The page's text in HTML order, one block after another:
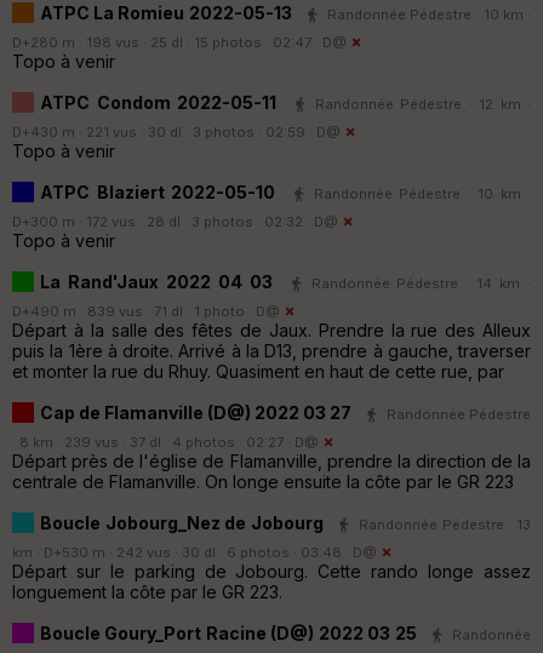
ATPC La Romieu 2022-05-13
Randonnée Pédestre · 10 km ·
D+280 m · 198 vus · 25 dl · 15 photos · 02:47 · D@
Topo à venir
ATPC Condom 2022-05-11
Randonnée Pédestre · 12 km ·
D+430 m · 221 vus · 30 dl · 3 photos · 02:59 · D@
Topo à venir
ATPC Blaziert 2022-05-10
Randonnée Pédestre · 10 km ·
D+300 m · 172 vus · 28 dl · 3 photos · 02:32 · D@
Topo à venir
La Rand'Jaux 2022 04 03
Randonnée Pédestre · 14 km ·
D+490 m · 839 vus · 71 dl · 1 photo · D@
Départ à la salle des fêtes de Jaux. Prendre la rue des Alleux
puis la 1ère à droite. Arrivé à la D13, prendre à gauche, traverser
et monter la rue du Rhuy. Quasiment en haut de cette rue, par
Cap de Flamanville (D@) 2022 03 27
Randonnée Pédestre
· 8 km · 239 vus · 37 dl · 4 photos · 02:27 · D@
Départ près de l'église de Flamanville, prendre la direction de la
centrale de Flamanville. On longe ensuite la côte par le GR 223
Boucle Jobourg_Nez de Jobourg
Randonnée Pédestre · 13
km · D+530 m · 242 vus · 30 dl · 6 photos · 03:48 · D@
Départ sur le parking de Jobourg. Cette rando longe assez
longuement la côte par le GR 223.
Boucle Goury_Port Racine (D@) 2022 03 25
Randonnée